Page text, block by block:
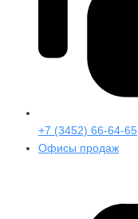
+7 (3452) 66-64-65
Офисы продаж